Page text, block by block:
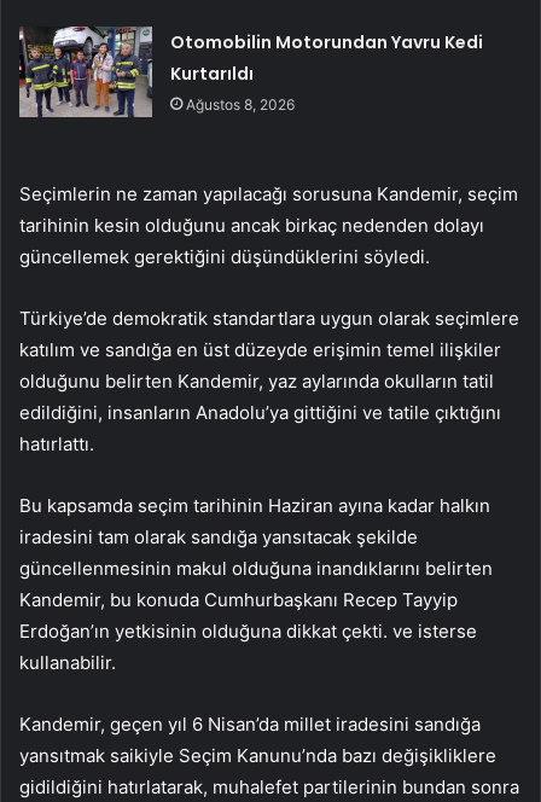
Otomobilin Motorundan Yavru Kedi
Kurtarıldı
Ağustos 8, 2026
Seçimlerin ne zaman yapılacağı sorusuna Kandemir, seçim
tarihinin kesin olduğunu ancak birkaç nedenden dolayı
güncellemek gerektiğini düşündüklerini söyledi.
Türkiye’de demokratik standartlara uygun olarak seçimlere
katılım ve sandığa en üst düzeyde erişimin temel ilişkiler
olduğunu belirten Kandemir, yaz aylarında okulların tatil
edildiğini, insanların Anadolu’ya gittiğini ve tatile çıktığını
hatırlattı.
Bu kapsamda seçim tarihinin Haziran ayına kadar halkın
iradesini tam olarak sandığa yansıtacak şekilde
güncellenmesinin makul olduğuna inandıklarını belirten
Kandemir, bu konuda Cumhurbaşkanı Recep Tayyip
Erdoğan’ın yetkisinin olduğuna dikkat çekti. ve isterse
kullanabilir.
Kandemir, geçen yıl 6 Nisan’da millet iradesini sandığa
yansıtmak saikiyle Seçim Kanunu’nda bazı değişikliklere
gidildiğini hatırlatarak, muhalefet partilerinin bundan sonra